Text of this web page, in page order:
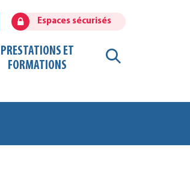
Espaces sécurisés
PRESTATIONS ET
FORMATIONS